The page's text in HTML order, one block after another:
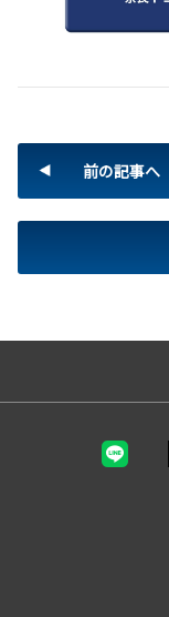
前の記事へ
トップページ